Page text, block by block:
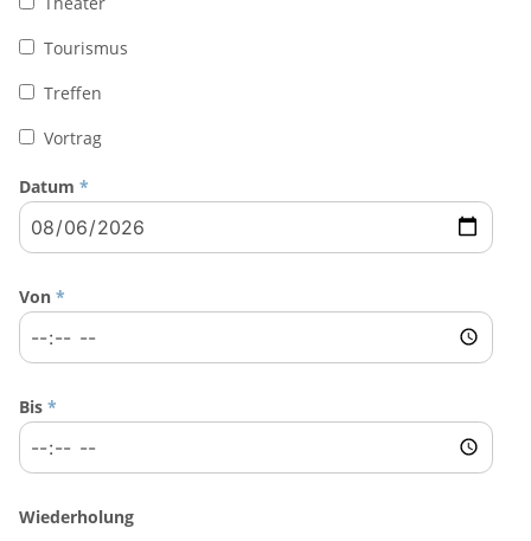
Tourismus
Treffen
Vortrag
Datum *
Von *
Bis *
Wiederholung